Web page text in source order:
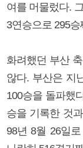
여를 머물렀다.
3연승으로 295
화려했던 부산
않다. 부산은 지
100승을 돌파했
승을 기록한 것
98년 8월 26일